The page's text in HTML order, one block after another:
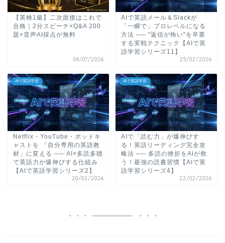
【英検1級】二次面接はこれで
合格｜2分スピーチ×Q&A 200
題×音声AI採点が無料
04/07/2026
AIで英語メール＆Slackが
「一瞬で」プロレベルになる
方法 ── "返信が怖い"を卒業
する実戦テクニック【AIで英
語学習シリーズ11】
25/02/2026
AIで英語学習
Netflix・YouTube・ポッドキ
ャストを 「自分専用の英語教
材」に変える ── AI×多読多聴
で英語力が爆伸びする仕組み
【AIで英語学習シリーズ2】
20/02/2026
AIで英語学習
AIで「読む力」が爆伸びす
る！英語リーディング完全攻
略法 ── 多読の挫折をAIが救
う！最強の読書習慣【AIで英
語学習シリーズ4】
22/02/2026